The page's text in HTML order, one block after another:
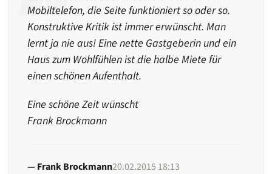
Mobiltelefon, die Seite funktioniert so oder so.
Konstruktive Kritik ist immer erwünscht. Man
lernt ja nie aus! Eine nette Gastgeberin und ein
Haus zum Wohlfühlen ist die halbe Miete für
einen schönen Aufenthalt.
Eine schöne Zeit wünscht
Frank Brockmann
Frank Brockmann20.02.2015 18:13